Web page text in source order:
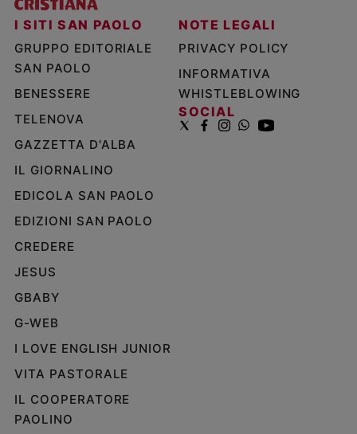
I SITI SAN PAOLO
GRUPPO EDITORIALE
SAN PAOLO
BENESSERE
TELENOVA
GAZZETTA D'ALBA
IL GIORNALINO
EDICOLA SAN PAOLO
EDIZIONI SAN PAOLO
CREDERE
JESUS
GBABY
G-WEB
I LOVE ENGLISH JUNIOR
VITA PASTORALE
IL COOPERATORE
PAOLINO
NOTE LEGALI
PRIVACY POLICY
INFORMATIVA
WHISTLEBLOWING
SOCIAL